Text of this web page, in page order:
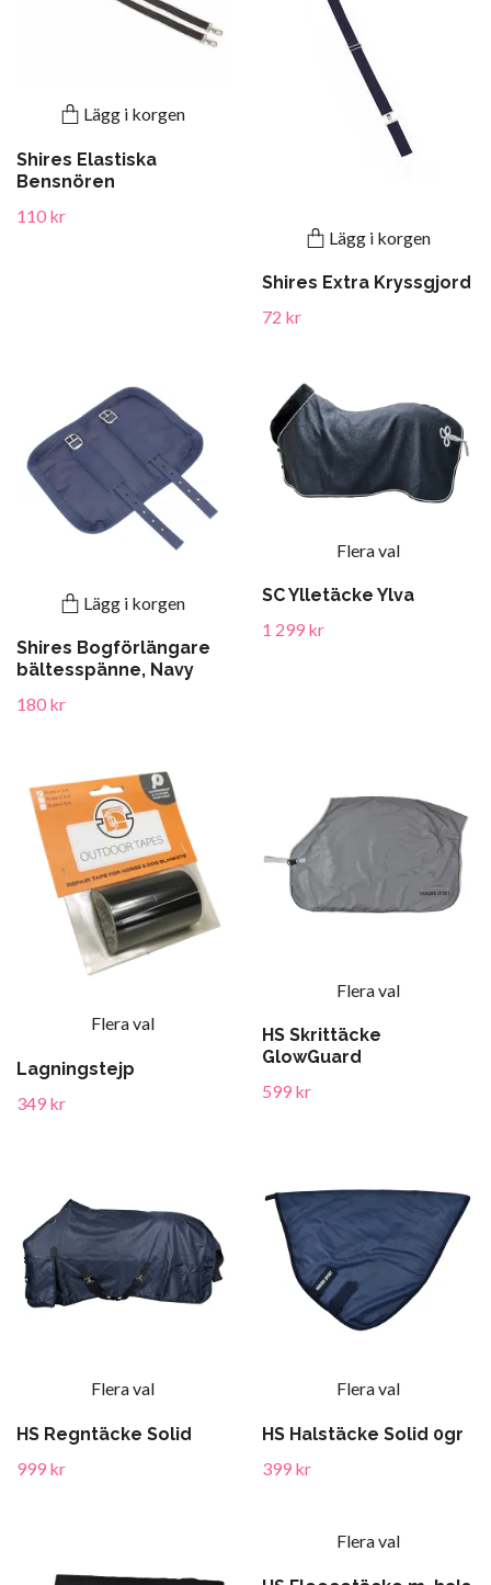
Lägg i korgen
Shires Elastiska
Bensnören
110 kr
Lägg i korgen
Shires Extra Kryssgjord
72 kr
Lägg i korgen
Shires Bogförlängare
bältesspänne, Navy
180 kr
Flera val
SC Ylletäcke Ylva
1 299 kr
Flera val
Lagningstejp
349 kr
Flera val
HS Skrittäcke
GlowGuard
599 kr
Flera val
HS Regntäcke Solid
999 kr
Flera val
HS Halstäcke Solid 0gr
399 kr